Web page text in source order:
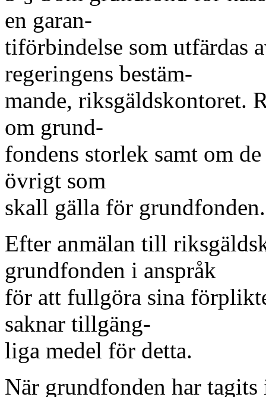
en garan-
tiförbindelse som utfärdas
regeringens bestäm-
mande, riksgäldskontoret.
om grund-
fondens storlek samt om
övrigt som
skall gälla för grundfonden.
Efter anmälan till
grundfonden i anspråk
för att fullgöra sina
saknar tillgäng-
liga medel för detta.
När grundfonden har